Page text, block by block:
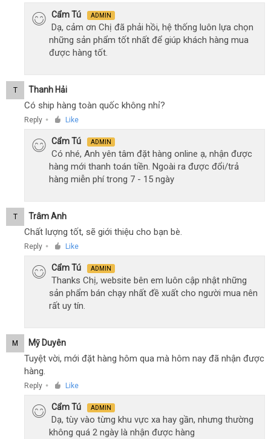
Cẩm Tú ADMIN
Dạ, cảm ơn Chị đã phải hồi, hệ thống luôn lựa chọn
những sản phẩm tốt nhất để giúp khách hàng mua
được hàng tốt.
T Thanh Hải
Có ship hàng toàn quốc không nhỉ?
Reply ● Like
Cẩm Tú ADMIN
Có nhé, Anh yên tâm đặt hàng online ạ, nhận được
hàng mới thanh toán tiền. Ngoài ra được đổi/trả
hàng miễn phí trong 7 - 15 ngày
T Trâm Anh
Chất lượng tốt, sẽ giới thiệu cho bạn bè.
Reply ● Like
Cẩm Tú ADMIN
Thanks Chị, website bên em luôn cập nhật những
sản phẩm bán chạy nhất đề xuất cho người mua nên
rất uy tín.
M Mỹ Duyên
Tuyệt vời, mới đặt hàng hôm qua mà hôm nay đã nhận được
hàng.
Reply ● Like
Cẩm Tú ADMIN
Dạ, tùy vào từng khu vực xa hay gần, nhưng thường
không quá 2 ngày là nhận được hàng